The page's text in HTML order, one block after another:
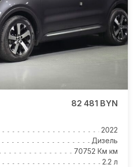
82 481 BYN
2022
Дизель
70752 Км км
2.2 л